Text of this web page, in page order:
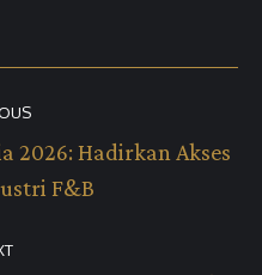
2026: Hadirkan Akses
F&B